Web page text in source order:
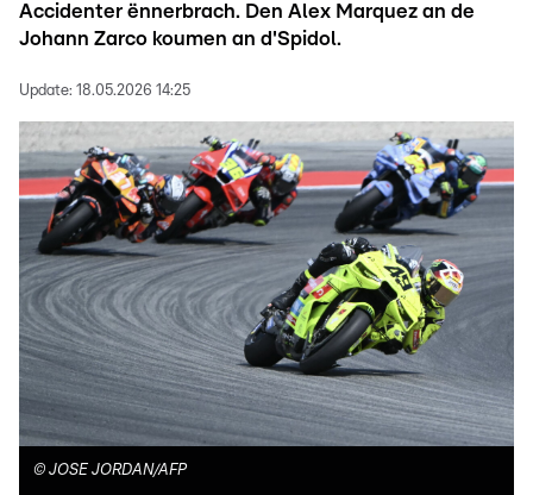
Accidenter ënnerbrach. Den Alex Marquez an de
Johann Zarco koumen an d'Spidol.
Update: 18.05.2026 14:25
© JOSE JORDAN/AFP